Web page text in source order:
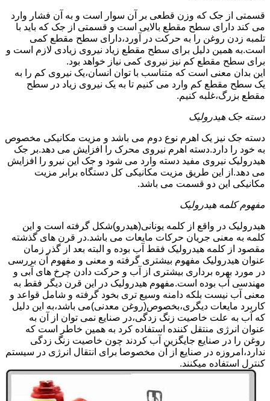
قسمتی از جک که وزن قطعی بر آن سوار است و به آن فشار وارد
می کند دارای سطح مقطع بالایی است و قسمتی از جک که باید با
تلمبه زدن روغن را به حرکت در آورد،دارای سطح مقطع کمی
است.به همین دلیل برای سطح مقطع زیاد نیروی زیادی لازم است و
برای سطح مقطع کم نیز نیروی کمی نیاز خواهد بود.
این بدان معنی است که متناسب با توان انسان،یک نیروی کم را به
یک سطح مقطع کم وارد می کنیم تا به یک نیروی زیاد در سطح
مقطع بزرگ،غلبه کنیم.
دسته جک هیدرولیک
دسته جک نیز یک اهرم نوع دوم می باشد و مزیت مکانیکی مخصوص
به خود را دارد.دسته اهرم نیروی محرک را افزایش می دهد.بر جک
هیدرولیک نیروی مفید دسته وارد می شود و جک این نیرو را افزایش
می دهد.از این طریق مزیت مکانیکی کل دستگاه برابر مزیت
مکانیکی این دو قسمت می باشد.
مفهوم کلمه هیدرولیک
هیدرولیک در واقع از کلمه یونانی(هیدرو)شکل گرفته است و این
کلمه به معنی جریان حرکات مایعات می باشد.در قرن های گذشته
مقصود از کلمه هیدرولیک فقط آب بوده و البته بعد از گذر زمان
عنوان هیدرولیک مفهوم بیشتری گرفته و معنی و مفهوم آن بررسی
در مورد بهره برداری بیشتری از آب و حرکت دادن چرخ های آبی و
مهندسی آب بوده است.مفهوم هیدرولیک در این قرن دیگر فقط به
معنی آب نیست بلکه دامنه وسیع تری بخود گرفته و شامل قواعد و
کاربرد مایعات دیگری،بخصوص(روغن معدنی)می باشد،به این دلیل
که آب به علت خاصیت زنگ زدگی،در صنایع نمی توان از آن به
عنوان انرژی منتقل کننده استفاده کرد به همین خاطر است که
روغن را در صنایع جایگزین آب کردند چون خاصیت زنگ زدگی
ندارد،امروزه در صنایع از آن مخصوصا برای انتقال انرژی در سیستم
کنترل استفاده میکنند.